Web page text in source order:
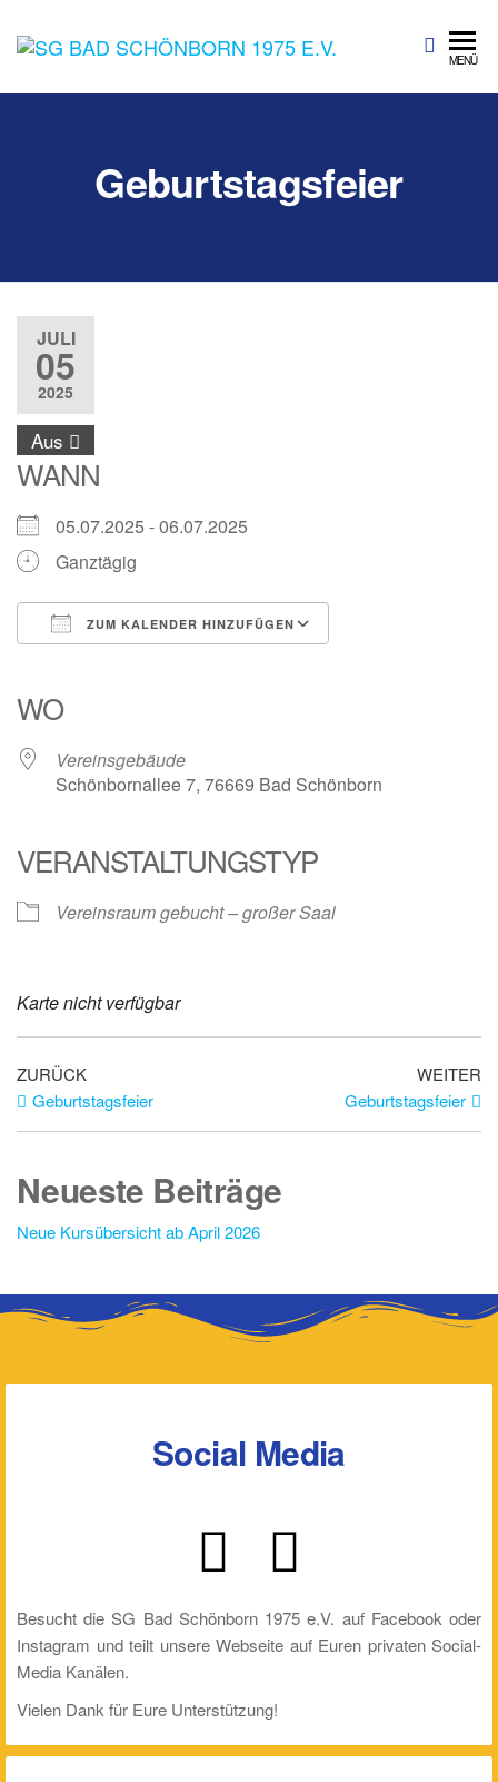
SG Bad
Sportgemeinschaft
MENÜ
Geburtstagsfeier
JULI
05
2025
Aus
WANN
05.07.2025 - 06.07.2025
Ganztägig
ZUM KALENDER HINZUFÜGEN
WO
Vereinsgebäude
Schönbornallee 7, 76669 Bad Schönborn
VERANSTALTUNGSTYP
Vereinsraum gebucht – großer Saal
Karte nicht verfügbar
ZURÜCK
Geburtstagsfeier
WEITER
Geburtstagsfeier
Neueste Beiträge
Neue Kursübersicht ab April 2026
Social Media
Besucht die SG Bad Schönborn 1975 e.V. auf Facebook oder
Instagram und teilt unsere Webseite auf Euren privaten Social-
Media Kanälen.
Vielen Dank für Eure Unterstützung!